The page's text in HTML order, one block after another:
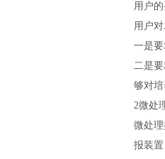
用户
用户
一是
二是
够对
2微处
微处
报装